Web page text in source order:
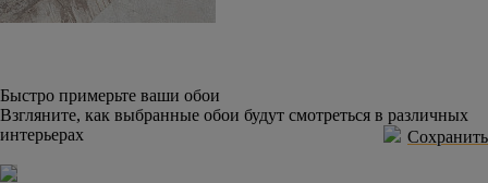
Быстро примерьте ваши обои
Взгляните, как выбранные обои будут смотреться в различных
интерьерах
Сохранить